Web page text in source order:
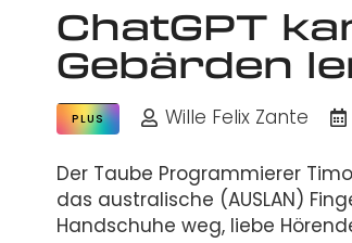
ChatGPT
Gebärden
PLUS Wille Felix Zante
Der Taube Programmierer
das australische (AUSLAN)
Handschuhe weg, liebe